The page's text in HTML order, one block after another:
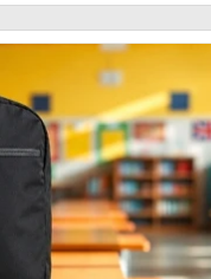
Polsce: kortów przybywa
szybciej. Sprawdziłam, co
i komu taka rakieta